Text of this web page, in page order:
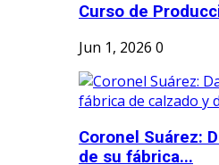
Curso de
Jun 1, 2026 0
Coronel Suárez:
de su fábrica...